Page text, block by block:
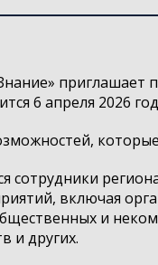
6 апреля 2026
сотрудники
включая
и
и других.